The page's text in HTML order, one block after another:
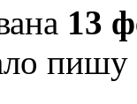
13
пишу